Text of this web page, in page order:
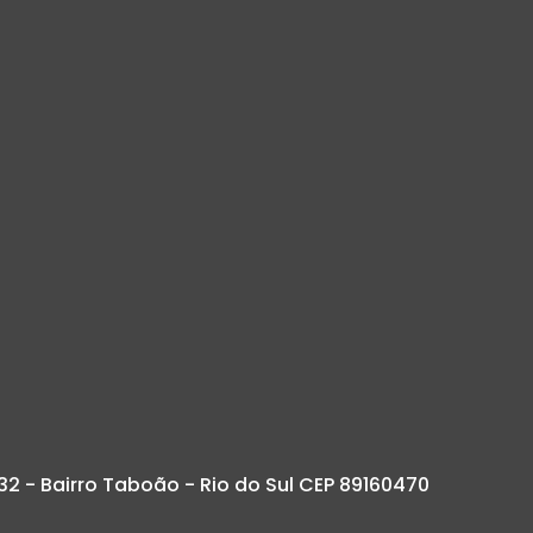
- Bairro Taboão - Rio do Sul CEP 89160470